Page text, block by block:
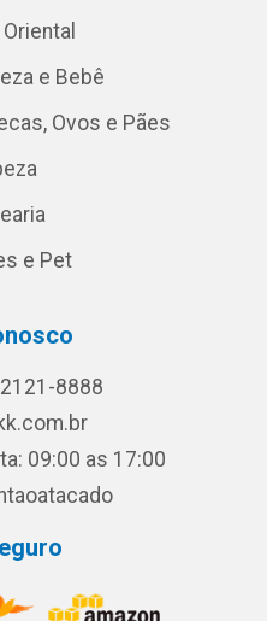
e Bebê
Ovos e Pães
e Pet
8888
09:00 as 17:00